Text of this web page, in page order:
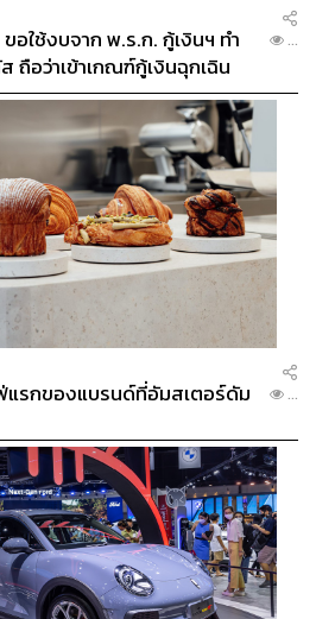
อใช้งบจาก พ.ร.ก. กู้เงินฯ ทำ
ถือว่าเข้าเกณฑ์กู้เงินฉุกเฉิน
...
แรกของแบรนด์ที่อัมสเตอร์ดัม ...